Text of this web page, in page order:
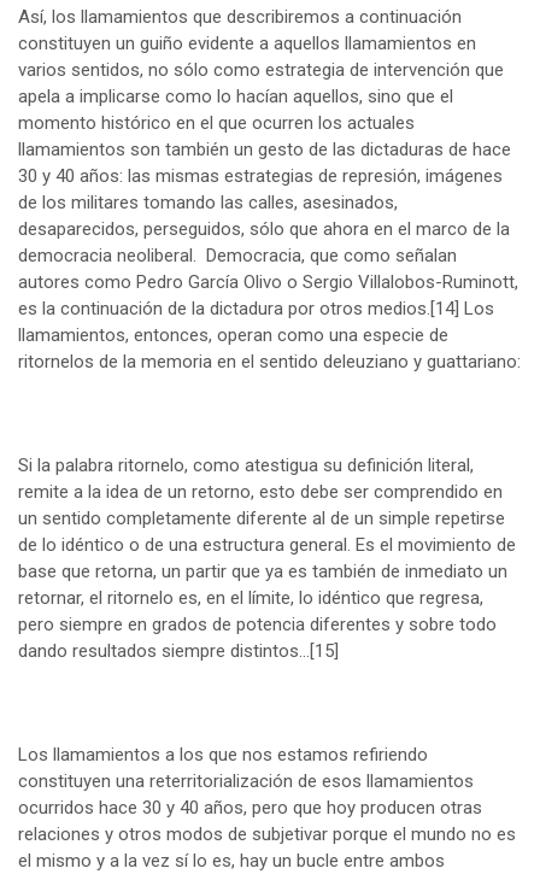
Así, los llamamientos que describiremos a continuación
constituyen un guiño evidente a aquellos llamamientos en
varios sentidos, no sólo como estrategia de intervención que
apela a implicarse como lo hacían aquellos, sino que el
momento histórico en el que ocurren los actuales
llamamientos son también un gesto de las dictaduras de hace
30 y 40 años: las mismas estrategias de represión, imágenes
de los militares tomando las calles, asesinados,
desaparecidos, perseguidos, sólo que ahora en el marco de la
democracia neoliberal. Democracia, que como señalan
autores como Pedro García Olivo o Sergio Villalobos-Ruminott,
es la continuación de la dictadura por otros medios.[14] Los
llamamientos, entonces, operan como una especie de
ritornelos de la memoria en el sentido deleuziano y guattariano:
Si la palabra ritornelo, como atestigua su definición literal,
remite a la idea de un retorno, esto debe ser comprendido en
un sentido completamente diferente al de un simple repetirse
de lo idéntico o de una estructura general. Es el movimiento de
base que retorna, un partir que ya es también de inmediato un
retornar, el ritornelo es, en el límite, lo idéntico que regresa,
pero siempre en grados de potencia diferentes y sobre todo
dando resultados siempre distintos…[15]
Los llamamientos a los que nos estamos refiriendo
constituyen una reterritorialización de esos llamamientos
ocurridos hace 30 y 40 años, pero que hoy producen otras
relaciones y otros modos de subjetivar porque el mundo no es
el mismo y a la vez sí lo es, hay un bucle entre ambos